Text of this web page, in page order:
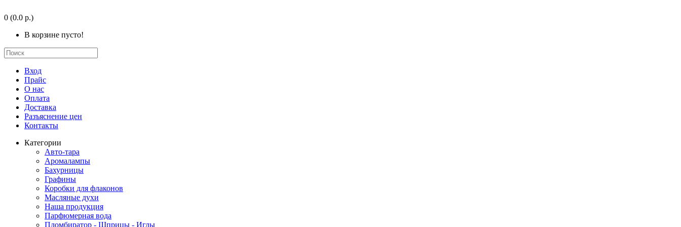
0 (0.0 р.)
В корзине пусто!
Вход
Прайс
О нас
Оплата
Доставка
Разъяснение цен
Контакты
Категории
Авто-тара
Аромалампы
Бахурницы
Графины
Коробки для флаконов
Масляные духи
Наша продукция
Парфюмерная вода
Пломбиратор - Шприцы - Иглы